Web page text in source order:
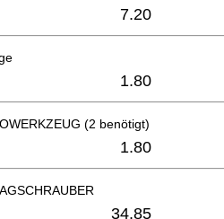
7.20
1.80
(2 benötigt)
1.80
34.85